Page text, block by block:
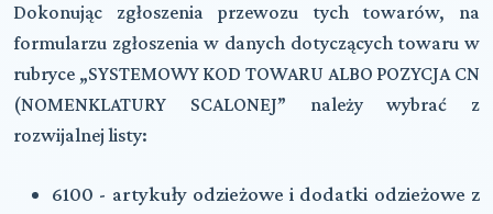
Dokonując zgłoszenia przewozu tych towarów, na
formularzu zgłoszenia w danych dotyczących towaru w
rubryce „SYSTEMOWY KOD TOWARU ALBO POZYCJA CN
(NOMENKLATURY SCALONEJ” należy wybrać z
rozwijalnej listy:
6100 - artykuły odzieżowe i dodatki odzieżowe z